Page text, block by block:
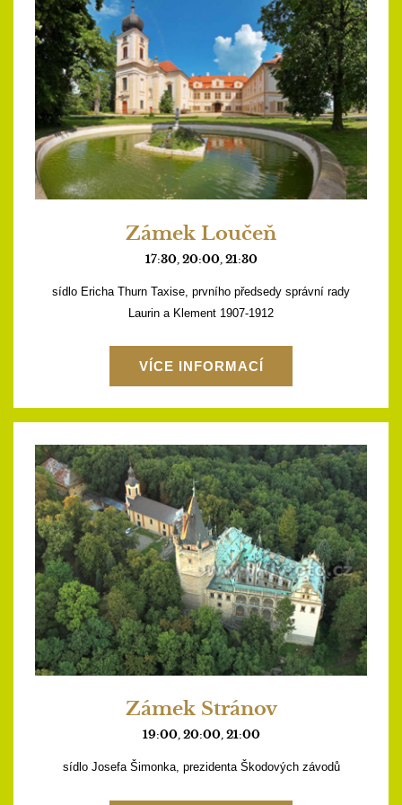
Zámek Loučeň
17:30, 20:00, 21:30
sídlo Ericha Thurn Taxise, prvního předsedy správní rady
Laurin a Klement 1907-1912
VÍCE INFORMACÍ
Zámek Stránov
19:00, 20:00, 21:00
sídlo Josefa Šimonka, prezidenta Škodových závodů